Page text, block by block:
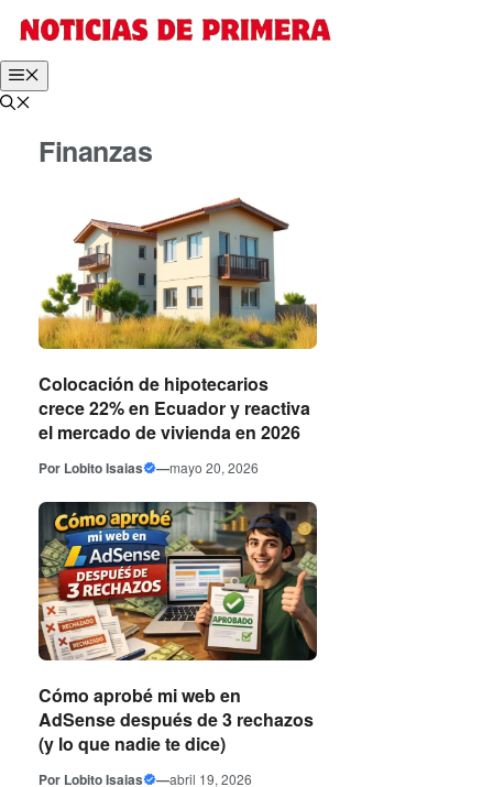
contenido
Finanzas
Colocación de hipotecarios
crece 22% en Ecuador y reactiva
el mercado de vivienda en 2026
Por Lobito Isaias —mayo 20, 2026
Cómo aprobé mi web en
AdSense después de 3 rechazos
(y lo que nadie te dice)
Por Lobito Isaias —abril 19, 2026